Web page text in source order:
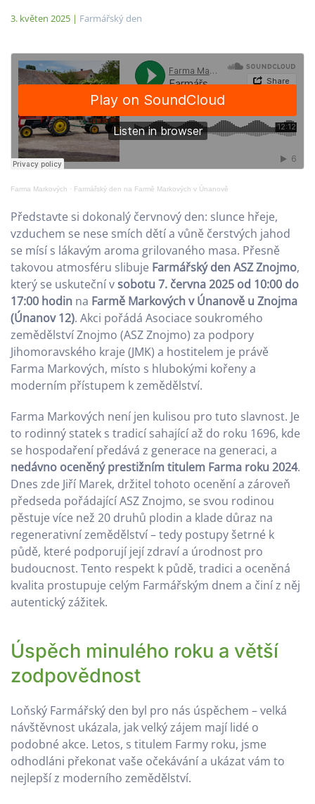
3. květen 2025 | Farmářský den
Farma Markových · Farmářský den na Farmě Markových v Únanově
Představte si dokonalý červnový den: slunce hřeje,
vzduchem se nese smích dětí a vůně čerstvých jahod
se mísí s lákavým aroma grilovaného masa. Přesně
takovou atmosféru slibuje Farmářský den ASZ Znojmo,
který se uskuteční vsobotu 7. června 2025 od 10:00 do
17:00 hodin na Farmě Markových v Únanově u Znojma
(Únanov 12). Akci pořádá Asociace soukromého
zemědělství Znojmo (ASZ Znojmo) za podpory
Jihomoravského kraje (JMK) a hostitelem je právě
Farma Markových, místo s hlubokými kořeny a
moderním přístupem k zemědělství.
Farma Markových není jen kulisou pro tuto slavnost. Je
to rodinný statek s tradicí sahající až do roku 1696, kde
se hospodaření předává z generace na generaci, a
nedávno oceněný prestižním titulem Farma roku 2024.
Dnes zde Jiří Marek, držitel tohoto ocenění a zároveň
předseda pořádající ASZ Znojmo, se svou rodinou
pěstuje více než 20 druhů plodin a klade důraz na
regenerativní zemědělství – tedy postupy šetrné k
půdě, které podporují její zdraví a úrodnost pro
budoucnost. Tento respekt k půdě, tradici a oceněná
kvalita prostupuje celým Farmářským dnem a činí z něj
autentický zážitek.
Úspěch minulého roku a větší
zodpovědnost
Loňský Farmářský den byl pro nás úspěchem – velká
návštěvnost ukázala, jak velký zájem mají lidé o
podobné akce. Letos, s titulem Farmy roku, jsme
odhodláni překonat vaše očekávání a ukázat vám to
nejlepší z moderního zemědělství.